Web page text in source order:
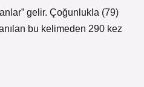
gelir. Çoğunlukla (79)
bu kelimeden 290 kez